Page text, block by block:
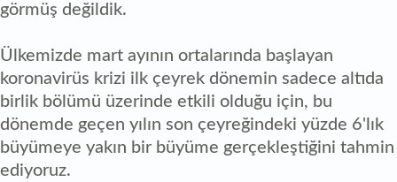
görmüş değildik.
Ülkemizde mart ayının ortalarında başlayan
koronavirüs krizi ilk çeyrek dönemin sadece altıda
birlik bölümü üzerinde etkili olduğu için, bu
dönemde geçen yılın son çeyreğindeki yüzde 6'lık
büyümeye yakın bir büyüme gerçekleştiğini tahmin
ediyoruz.